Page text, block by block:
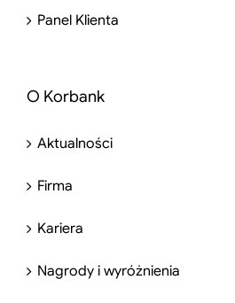
Panel Klienta
O Korbank
Aktualności
Firma
Kariera
Nagrody i wyróżnienia